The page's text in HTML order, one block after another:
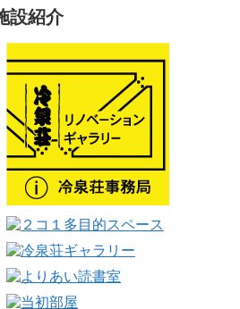
設紹介